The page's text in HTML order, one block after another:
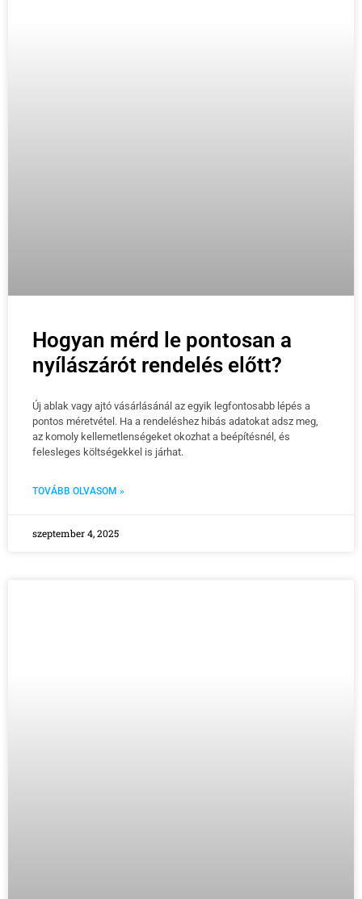
Hogyan mérd le pontosan a
nyílászárót rendelés előtt?
Új ablak vagy ajtó vásárlásánál az egyik legfontosabb lépés a
pontos méretvétel. Ha a rendeléshez hibás adatokat adsz meg,
az komoly kellemetlenségeket okozhat a beépítésnél, és
felesleges költségekkel is járhat.
TOVÁBB OLVASOM »
szeptember 4, 2025